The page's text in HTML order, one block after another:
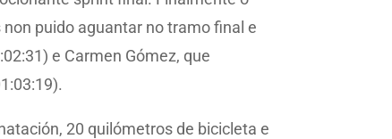
puido aguantar no tramo final e
e Carmen Gómez, que
20 quilómetros de bicicleta e